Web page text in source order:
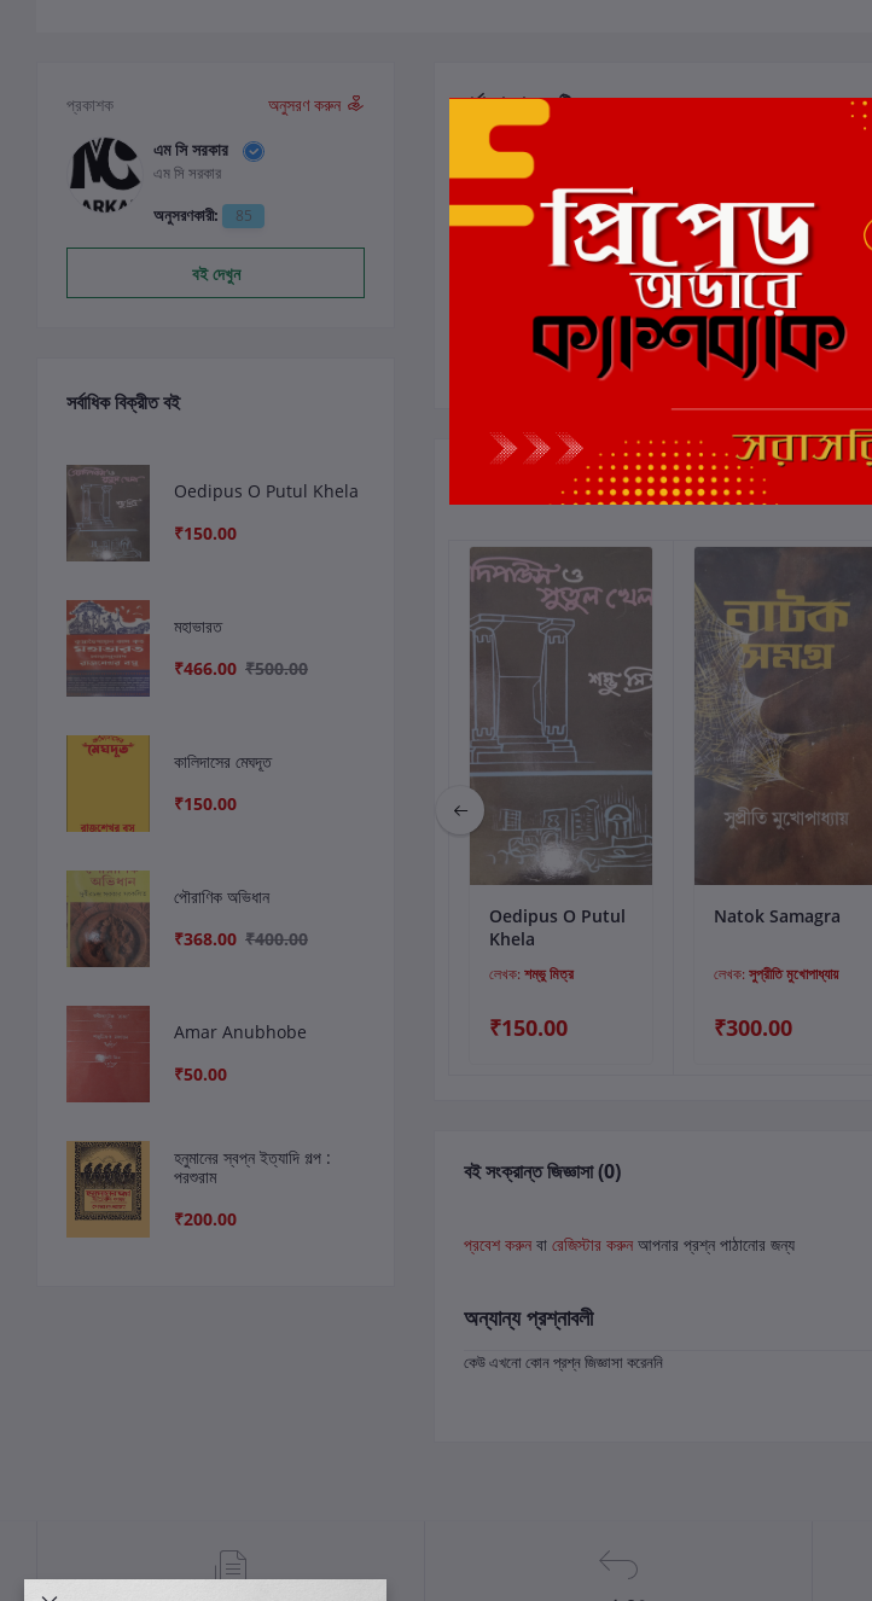
প্রকাশক
অনুসরণ করুন
এম সি সরকার
এম সি সরকার
অনুসরণকারী:
85
বই দেখুন
সর্বাধিক বিক্রীত বই
Oedipus O Putul Khela
₹150.00
মহাভারত
₹466.00 ₹500.00
কালিদাসের মেঘদূত
₹150.00
পৌরাণিক অভিধান
₹368.00 ₹400.00
Amar Anubhobe
₹50.00
হনুমানের স্বপ্ন ইত্যাদি গল্প :
পরশুরাম
₹200.00
পর্যালোচনা ও রেটিং
0 মোট 5.0 -এ (0 পর্যালোচনা)
কার্টে যোগ করুন
গিরিশ মানস
লেখক:উৎপল দত্ত
₹300.00 ₹250.00
কার্টে যোগ করুন
Oedipus O Putul
Khela
লেখক: শম্ভু মিত্র
₹150.00
কার্টে যোগ করুন
Natok Samagra
লেখক: সুপ্রীতি মুখোপাধ্যায়
₹300.00
বই সংক্রান্ত জিজ্ঞাসা (0)
প্রবেশ করুন বা রেজিস্টার করুন আপনার প্রশ্ন পাঠানোর জন্য
অন্যান্য প্রশ্নাবলী
কেউ এখনো কোন প্রশ্ন জিজ্ঞাসা করেননি